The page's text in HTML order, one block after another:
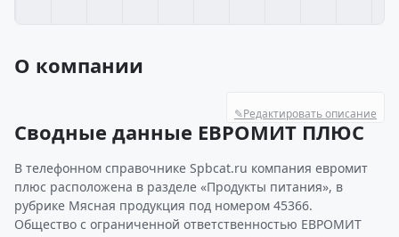
О компании
✎Редактировать описание
Сводные данные ЕВРОМИТ ПЛЮС
В телефонном справочнике Spbcat.ru компания евромит
плюс расположена в разделе «Продукты питания», в
рубрике Мясная продукция под номером 45366.
Общество с ограниченной ответственностью ЕВРОМИТ